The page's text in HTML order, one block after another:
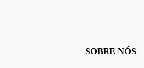
SOBRE NÓS